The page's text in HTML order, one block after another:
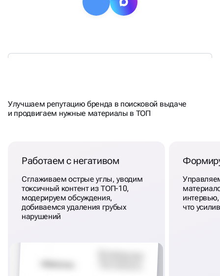
ДОВЕРИЕ ЧЕРЕЗ ПОИСК
Улучшаем репутацию бренда в поисковой выдаче
и продвигаем нужные материалы в ТОП
Работаем с негативом
Сглаживаем острые углы, уводим
токсичный контент из ТОП-10,
модерируем обсуждения,
добиваемся удаления грубых
нарушений
что